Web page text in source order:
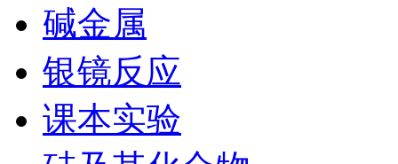
碱金属
银镜反应
课本实验